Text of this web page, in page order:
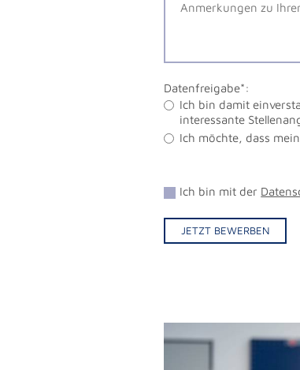
Datenfreigabe*:
Ich bin damit
interessante
Ich möchte, dass
Ich bin mit der
JETZT BEWERBEN